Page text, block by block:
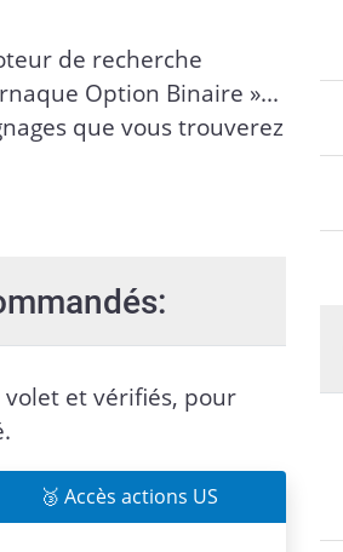
de recherche
Option Binaire »...
que vous trouverez
et vérifiés, pour
🥉 Accès actions US